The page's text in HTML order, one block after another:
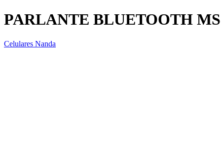
PARLANTE BLUETOOTH
Celulares Nanda